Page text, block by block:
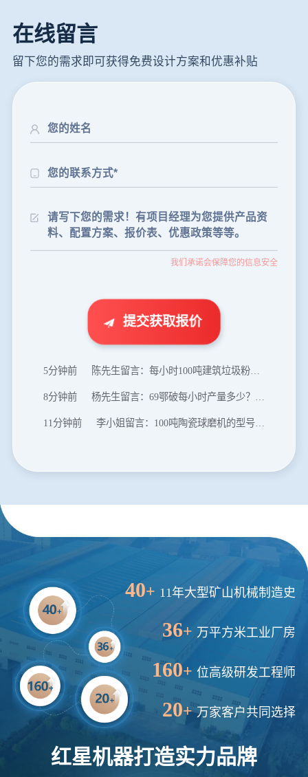
在线留言
留下您的需求即可获得免费设计方案和优惠补贴
我们承诺会保障您的信息安全
提交获取报价
24分钟前 朱先生留言：制砂机3000吨一套多少钱？
35分钟前 张先生留言：碎石机有几种型号？碎石机械设备一套价格？
武先生留言：年产100万吨机制砂，用什么设备？
王先生留言：建一条石料破碎生产线，规模300吨/小时，提供设备选型和报价。
陈先生留言：每小时100吨建筑垃圾粉碎机？推荐用什么型号？
8分钟前 杨先生留言：69鄂破每小时产量多少？参数和工作视频。
11分钟前 李小姐留言：100吨陶瓷球磨机的型号和参数？
16分钟前 肖先生留言：制砂用球磨机还是棒磨机？每小时100吨价格。
24分钟前 朱先生留言：制砂机3000吨一套多少钱？
谢先生留言：球磨机多少钱一台？提供型号和参数。
王先生留言：建一条石料破碎生产线，规模300吨/小时，提供设备选型和报价。
5分钟前 陈先生留言：每小时100吨建筑垃圾粉碎机？推荐用什么型号？
40+ 11年大型矿山机械制造史
36+ 万平方米工业厂房
160+ 位高级研发工程师
20+ 万家客户共同选择
红星机器打造实力品牌